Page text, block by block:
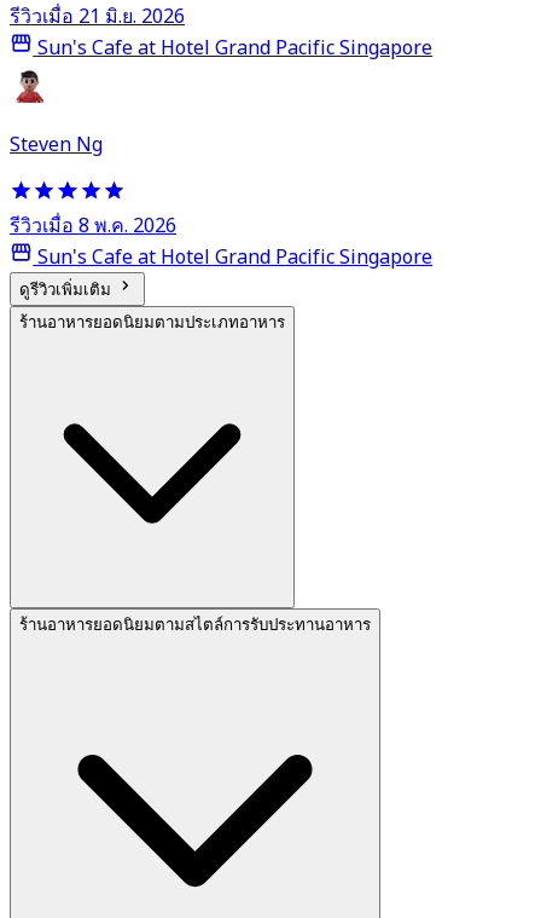
รีวิวเมื่อ 21 มิ.ย. 2026
Sun's Cafe at Hotel Grand Pacific Singapore
Steven Ng
รีวิวเมื่อ 8 พ.ค. 2026
Sun's Cafe at Hotel Grand Pacific Singapore
ดูรีวิวเพิ่มเติม
ร้านอาหารยอดนิยมตามประเภทอาหาร
ร้านอาหารยอดนิยมตามสไตล์การรับประทานอาหาร